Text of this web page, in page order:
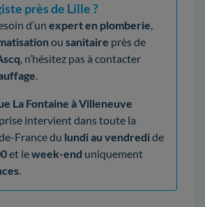
près de Lille ?
d’un expert en plomberie,
ou sanitaire près de
, n’hésitez pas à contacter
.
La Fontaine à Villeneuve
intervient dans toute la
France du lundi au vendredide
et leweek-end uniquement
.